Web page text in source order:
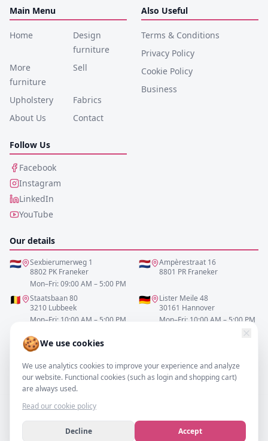
🍪We use cookies
We use analytics cookies to improve your experience and analyze
our website. Functional cookies (such as login and shopping cart)
are always used.
Read our cookie policy
Decline Accept
Main Menu
Home
Design
furniture
More
furniture
Sell
Upholstery
Fabrics
About Us
Contact
Also Useful
Terms & Conditions
Privacy Policy
Cookie Policy
Business
Follow Us
Facebook
Instagram
LinkedIn
YouTube
Our details
🇳🇱
Sexbierumerweg 1
8802 PK Franeker
Mon–Fri: 09:00 AM – 5:00 PM
🇳🇱
Ampèrestraat 16
8801 PR Franeker
🇧🇪
Staatsbaan 80
3210 Lubbeek
Mon–Fri: 10:00 AM – 5:00 PM
🇩🇪
Lister Meile 48
30161 Hannover
Mon–Fri: 10:00 AM – 5:00 PM
0517-700521
info@resofa.nl
©2026– resofa.com | All rights reserved.